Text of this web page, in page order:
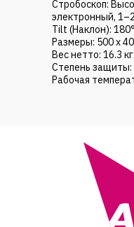
Стробоскоп:
электронный,
Tilt (Наклон):
Размеры: 500 х
Вес нетто: 16.3 кг.
Степень защиты:
Рабочая